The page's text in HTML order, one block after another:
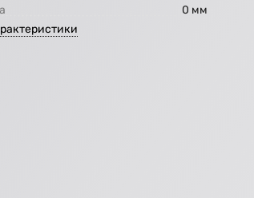
0 мм